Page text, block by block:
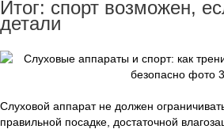
Итог: спорт возможен,
детали
Слуховой аппарат не должен
правильной посадке, достаточной